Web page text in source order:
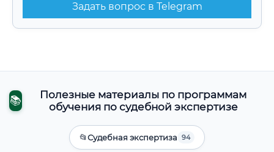
Задать вопрос в Telegram
📚
Полезные материалы по программам
обучения по судебной экспертизе
📂Судебная экспертиза 94